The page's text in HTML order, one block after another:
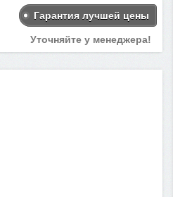
Гарантия лучшей цены
Уточняйте у менеджера!